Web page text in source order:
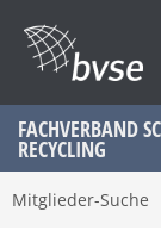
FACHVERBAND
RECYCLING
Mitglieder-Suche